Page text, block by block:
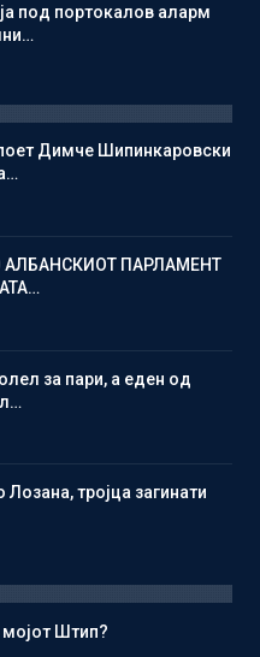
под портокалов аларм
Димче Шипинкаровски
ПАРЛАМЕНТ
за пари, а еден од
Лозана, тројца загинати
Штип?